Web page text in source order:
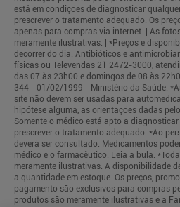
está em condições de diagnosticar
prescrever o tratamento adequado. Os
apenas para compras via internet. | As
meramente ilustrativas. | *Preços e
decorrer do dia. Antibióticos e
físicas ou Televendas 21 2472-3000,
das 07 às 23h00 e domingos de 08 às
344 - 01/02/1999 - Ministério da Saúde.
site não devem ser usadas para
hipótese alguma, as orientações dadas
Somente o médico está apto a
prescrever o tratamento adequado. *Ao
deverá ser consultado. Medicamentos
médico e o farmacêutico. Leia a bula.
meramente ilustrativas. A disponibilidade
a quantidade em estoque. Os preços,
pagamento são exclusivos para compras
produtos são meramente ilustrativas e a